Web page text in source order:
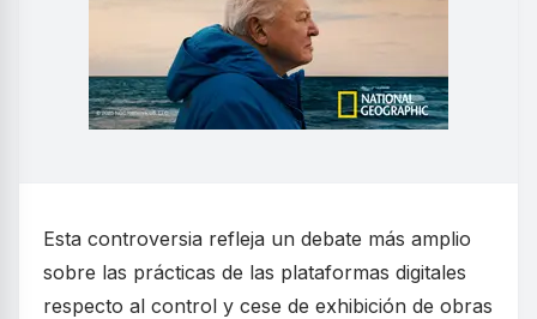
Esta controversia refleja un debate más amplio
sobre las prácticas de las plataformas digitales
respecto al control y cese de exhibición de obras